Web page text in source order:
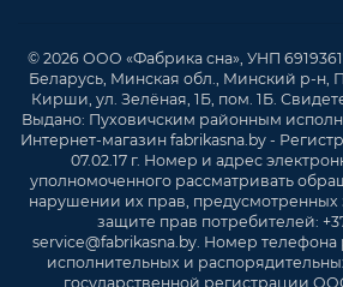
© 2026 ООО «Фабрика сна», УНП
Беларусь, Минская обл., Минский р-н,
Кирши, ул. Зелёная, 1Б, пом. 1Б.
Выдано: Пуховичским районным
Интернет-магазин fabrikasna.by -
07.02.17 г. Номер и адрес
уполномоченного рассматривать
нарушении их прав, предусмотренных
защите прав потребителей:
service@fabrikasna.by. Номер
исполнительных и
государственной регистрации